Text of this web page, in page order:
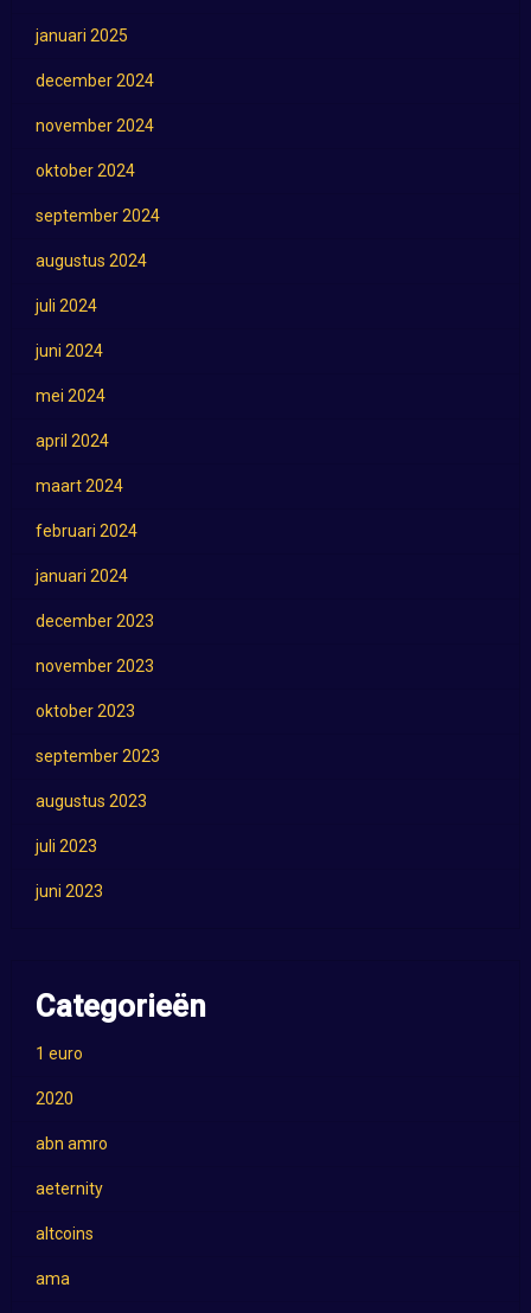
januari 2025
december 2024
november 2024
oktober 2024
september 2024
augustus 2024
juli 2024
juni 2024
mei 2024
april 2024
maart 2024
februari 2024
januari 2024
december 2023
november 2023
oktober 2023
september 2023
augustus 2023
juli 2023
juni 2023
Categorieën
1 euro
2020
abn amro
aeternity
altcoins
ama